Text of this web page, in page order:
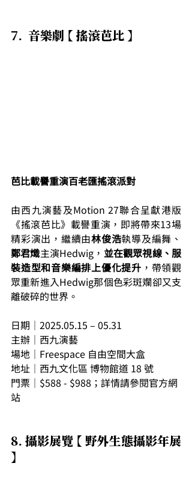
7.  音樂劇 【 搖滾芭比 】
芭比載譽重演百老匯搖滾派對
由西九演藝及Motion 27聯合呈獻港版
《搖滾芭比》載譽重演，即將帶來13場
精彩演出，繼續由林俊浩執導及編舞、
鄭君熾主演Hedwig， 並在觀眾視線、服
裝造型和音樂編排上優化提升 ，帶領觀
眾重新進入Hedwig那個色彩斑斕卻又支
離破碎的世界。
日期｜2025.05.15 – 05.31
主辦｜西九演藝
場地｜Freespace 自由空間大盒
地址｜西九文化區 博物館道 18 號
門票｜$588 - $988；詳情請參閱官方網
站
8. 攝影展覽 【 野外生態攝影年展
】